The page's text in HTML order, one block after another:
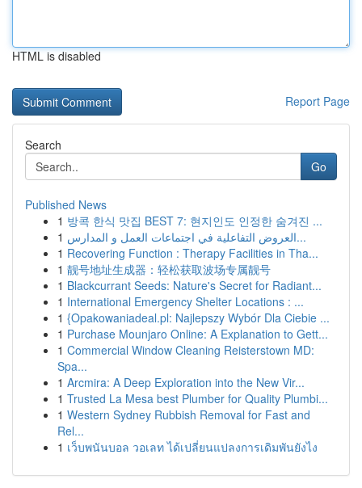
HTML is disabled
Report Page
Search
Go
Published News
1 방콕 한식 맛집 BEST 7: 현지인도 인정한 숨겨진 ...
1
العروض التفاعلية في اجتماعات العمل و المدارس...
1 Recovering Function : Therapy Facilities in Tha...
1 靓号地址生成器：轻松获取波场专属靓号
1 Blackcurrant Seeds: Nature's Secret for Radiant...
1 International Emergency Shelter Locations : ...
1 {Opakowaniadeal.pl: Najlepszy Wybór Dla Ciebie ...
1 Purchase Mounjaro Online: A Explanation to Gett...
1 Commercial Window Cleaning Reisterstown MD:
Spa...
1 Arcmira: A Deep Exploration into the New Vir...
1 Trusted La Mesa best Plumber for Quality Plumbi...
1 Western Sydney Rubbish Removal for Fast and
Rel...
1 เว็บพนันบอล วอเลท ได้เปลี่ยนแปลงการเดิมพันยังไง